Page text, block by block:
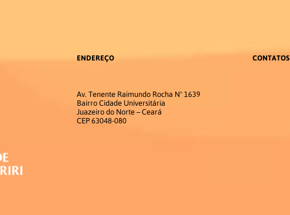
ENDEREÇO
Av. Tenente Raimundo Rocha Nº 1639
Bairro Cidade Universitária
Juazeiro do Norte – Ceará
CEP 63048-080
CONTATOS